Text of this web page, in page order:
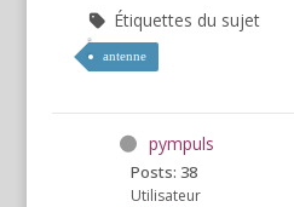
Étiquettes du sujet
antenne
pympuls
Posts: 38
Utilisateur